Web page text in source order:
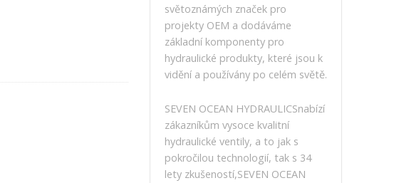
světoznámých značek pro
projekty OEM a dodáváme
základní komponenty pro
hydraulické produkty, které jsou k
vidění a používány po celém světě.
SEVEN OCEAN HYDRAULICSnabízí
zákazníkům vysoce kvalitní
hydraulické ventily, a to jak s
pokročilou technologií, tak s 34
lety zkušeností,SEVEN OCEAN